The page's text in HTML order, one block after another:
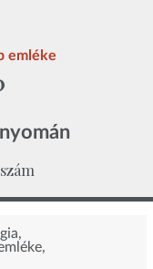
emléke